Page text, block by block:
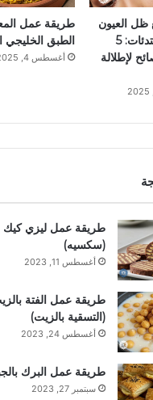
العيون
بسهولة للمبتدئات: 5
لإطلالة
طريقة عمل
الطبق الخليجي
أغسطس 4, 2025
طريقة عمل ليزي كيك
(سكسيه)
أغسطس 11, 2023
طريقة عمل الفتة
(التسقية بالزيت)
أغسطس 24, 2023
طريقة عمل البرك
سبتمبر 27, 2023